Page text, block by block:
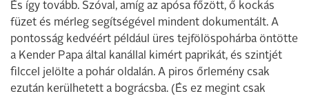
És így tovább. Szóval, amíg az apósa főzött, ő kockás
füzet és mérleg segítségével mindent dokumentált. A
pontosság kedvéért például üres tejfölöspohárba öntötte
a Kender Papa által kanállal kimért paprikát, és szintjét
filccel jelölte a pohár oldalán. A piros őrlemény csak
ezután kerülhetett a bográcsba. (És ez megint csak